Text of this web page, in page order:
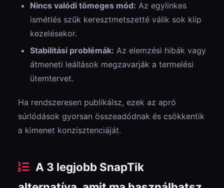
Nincs valódi tömeges mód: Az egylinkes
ismétlés szűk keresztmetszetté válik sok klip
kezelésekor.
Stabilitási problémák: Az elemzési hibák vagy
átmeneti leállások megzavarják a termelési
ütemtervet.
Ha rendszeresen publikálsz, ezek az apró
súrlódások gyorsan összeadódnak és csökkentik
a kimenet konzisztenciáját.
A 3 legjobb SnapTik